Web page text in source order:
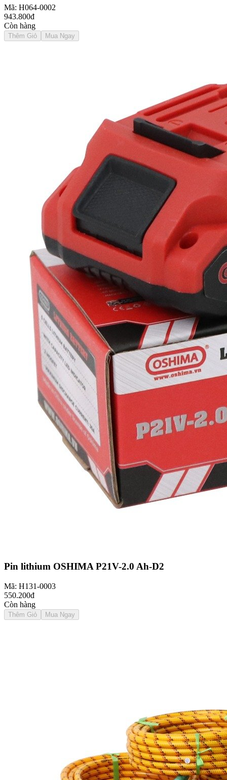
Mã: H064-0002
943.800đ
Còn hàng
Thêm Giỏ Mua Ngay
Pin lithium OSHIMA P21V-2.0 Ah-D2
Mã: H131-0003
550.200đ
Còn hàng
Thêm Giỏ Mua Ngay